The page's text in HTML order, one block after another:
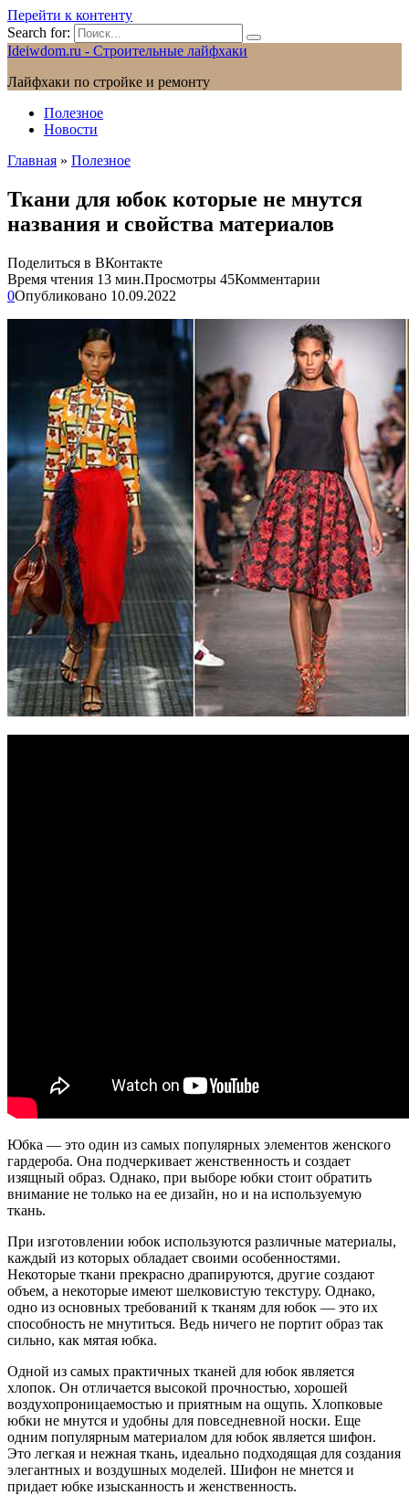
Перейти к контенту
Search for:
Ideiwdom.ru - Строительные лайфхаки
Лайфхаки по стройке и ремонту
Полезное
Новости
Главная » Полезное
Ткани для юбок которые не мнутся
названия и свойства материалов
Поделиться в ВКонтакте
Время чтения 13 мин.Просмотры 45Комментарии
0Опубликовано 10.09.2022
Юбка — это один из самых популярных элементов женского
гардероба. Она подчеркивает женственность и создает
изящный образ. Однако, при выборе юбки стоит обратить
внимание не только на ее дизайн, но и на используемую
ткань.
При изготовлении юбок используются различные материалы,
каждый из которых обладает своими особенностями.
Некоторые ткани прекрасно драпируются, другие создают
объем, а некоторые имеют шелковистую текстуру. Однако,
одно из основных требований к тканям для юбок — это их
способность не мнутиться. Ведь ничего не портит образ так
сильно, как мятая юбка.
Одной из самых практичных тканей для юбок является
хлопок. Он отличается высокой прочностью, хорошей
воздухопроницаемостью и приятным на ощупь. Хлопковые
юбки не мнутся и удобны для повседневной носки. Еще
одним популярным материалом для юбок является шифон.
Это легкая и нежная ткань, идеально подходящая для создания
элегантных и воздушных моделей. Шифон не мнется и
придает юбке изысканность и женственность.